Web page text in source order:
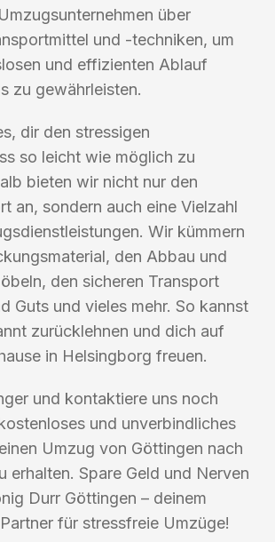
über
und -techniken, um
und effizienten Ablauf
zu gewährleisten.
dir den stressigen
so leicht wie möglich zu
bieten wir nicht nur den
an, sondern auch eine Vielzahl
Wir kümmern
den Abbau und
den sicheren Transport
Guts und vieles mehr. So kannst
zurücklehnen und dich auf
in Helsingborg freuen.
und kontaktiere uns noch
und unverbindliches
Umzug von Göttingen nach
erhalten. Spare Geld und Nerven
Durr Göttingen – deinem
für stressfreie Umzüge!